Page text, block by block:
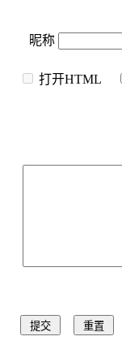
昵称
打开HTML